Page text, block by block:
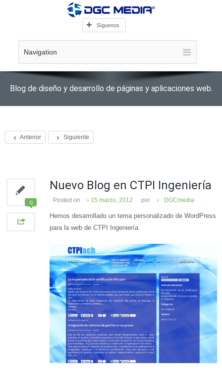
Síguenos
Navigation
Blog de diseño y desarrollo de páginas y aplicaciones web.
Anterior Siguiente
0
Nuevo Blog en CTPI Ingeniería
Posted on 15 marzo, 2012 por DGCmedia
Hemos desarrollado un tema personalizado de WordPress
para la web de CTPI Ingeniería.